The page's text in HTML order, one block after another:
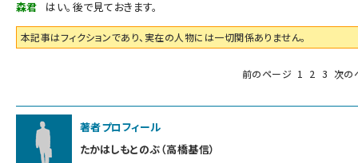
森君 はい。後で見ておきます。
本記事はフィクションであり、実在の人物には一切関係ありません。
前のページ 1 2 3 次の
著者プロフィール
たかはしもとのぶ（高橋基信）